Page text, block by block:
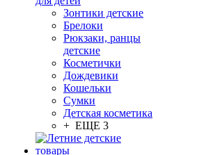
Зонтики детские
Брелоки
Рюкзаки, ранцы
детские
Косметички
Дождевики
Кошельки
Сумки
Детская косметика
+ ЕЩЕ 3